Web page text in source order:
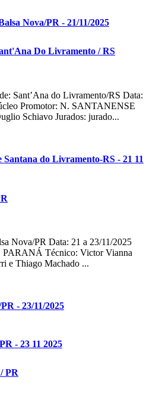
Nova/PR - 21/11/2025
Do Livramento / RS
Sant’Ana do Livramento/RS Data:
Promotor: N. SANTANENSE
Schiavo Jurados: jurado...
do Livramento-RS - 21 11
Nova/PR Data: 21 a 23/11/2025
PARANÁ Técnico: Victor Vianna
e Thiago Machado ...
- 23/11/2025
- 23 11 2025
PR